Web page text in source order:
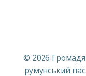
© 2026
румунський